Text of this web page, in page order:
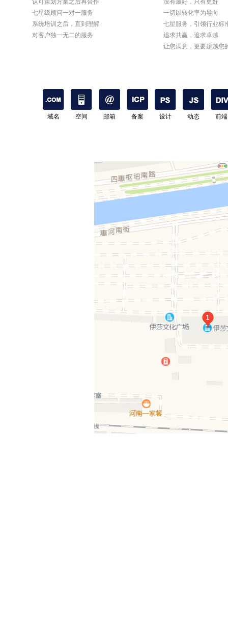
认可策划方案之后再合作
七星级顾问一对一服务
系统培训之后，直到理解
对客户独一无二的服务
没有最好，只有更好
一切以转化率为导向
七星服务，引领行业标
追求共赢，追求卓越
让您满意，更要超越您
域名 空间 邮箱 备案 设计 动态 前端